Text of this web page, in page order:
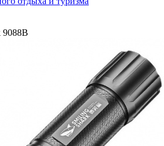
9088В